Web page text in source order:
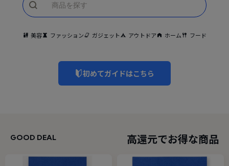
美容 ファッション ガジェット アウトドア ホーム フード
初めてガイドはこちら